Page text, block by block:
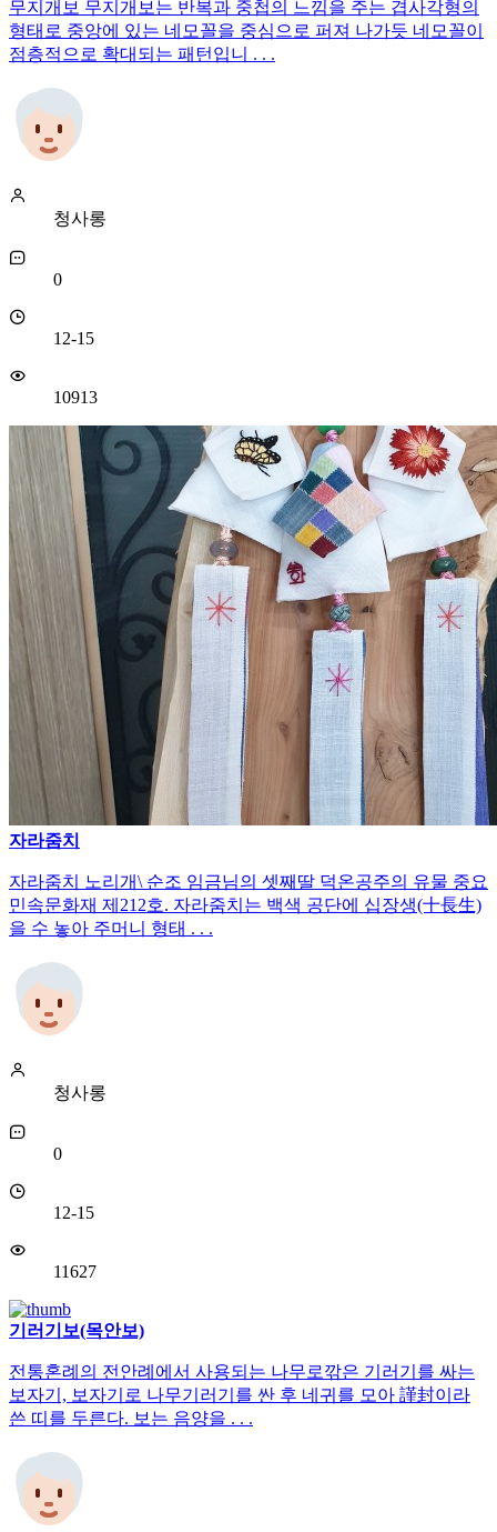
무지개보 무지개보는 반복과 중첩의 느낌을 주는 겹사각형의
형태로 중앙에 있는 네모꼴을 중심으로 퍼져 나가듯 네모꼴이
점층적으로 확대되는 패턴입니 . . .
청사롱
0
12-15
10913
자라줌치
자라줌치 노리개\ 순조 임금님의 셋째딸 덕온공주의 유물 중요
민속문화재 제212호. 자라줌치는 백색 공단에 십장생(十長生)
을 수 놓아 주머니 형태 . . .
청사롱
0
12-15
11627
기러기보(목안보)
전통혼례의 전안례에서 사용되는 나무로깎은 기러기를 싸는
보자기, 보자기로 나무기러기를 싼 후 네귀를 모아 謹封이라
쓴 띠를 두른다. 보는 음양을 . . .